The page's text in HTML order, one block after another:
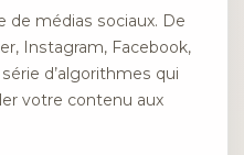
de médias sociaux. De
Instagram, Facebook,
d’algorithmes qui
votre contenu aux